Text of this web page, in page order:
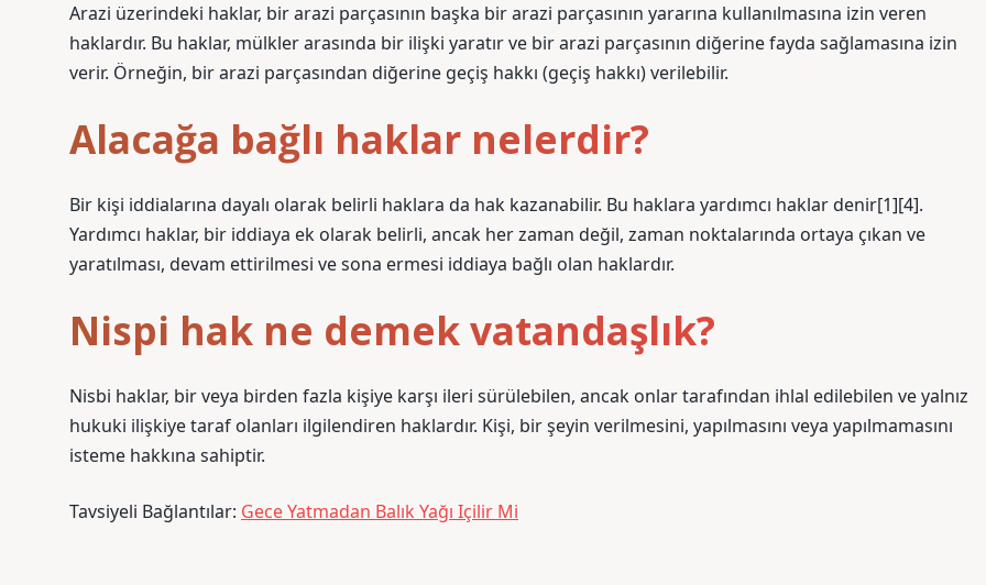
Arazi üzerindeki haklar, bir arazi parçasının başka bir arazi parçasının yararına kullanılmasına izin veren
haklardır. Bu haklar, mülkler arasında bir ilişki yaratır ve bir arazi parçasının diğerine fayda sağlamasına izin
verir. Örneğin, bir arazi parçasından diğerine geçiş hakkı (geçiş hakkı) verilebilir.
Alacağa bağlı haklar nelerdir?
Bir kişi iddialarına dayalı olarak belirli haklara da hak kazanabilir. Bu haklara yardımcı haklar denir[1][4].
Yardımcı haklar, bir iddiaya ek olarak belirli, ancak her zaman değil, zaman noktalarında ortaya çıkan ve
yaratılması, devam ettirilmesi ve sona ermesi iddiaya bağlı olan haklardır.
Nispi hak ne demek vatandaşlık?
Nisbi haklar, bir veya birden fazla kişiye karşı ileri sürülebilen, ancak onlar tarafından ihlal edilebilen ve yalnız
hukuki ilişkiye taraf olanları ilgilendiren haklardır. Kişi, bir şeyin verilmesini, yapılmasını veya yapılmamasını
isteme hakkına sahiptir.
Tavsiyeli Bağlantılar: Gece Yatmadan Balık Yağı Içilir Mi